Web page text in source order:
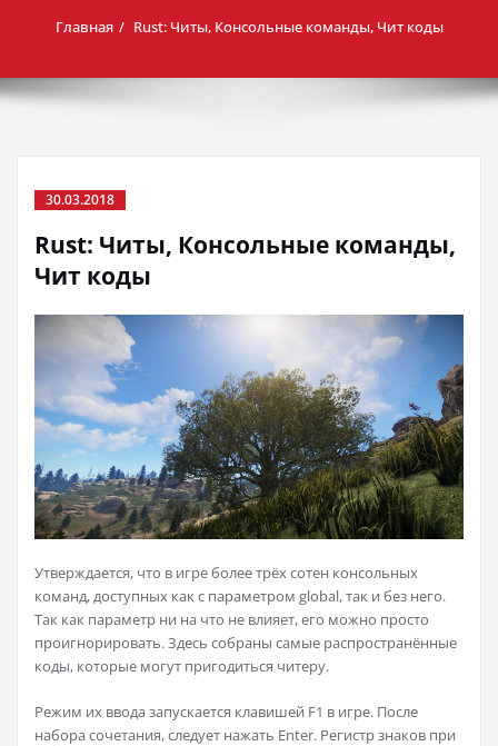
Главная Rust: Читы, Консольные команды, Чит коды
30.03.2018
Rust: Читы, Консольные команды,
Чит коды
Утверждается, что в игре более трёх сотен консольных
команд, доступных как с параметром global, так и без него.
Так как параметр ни на что не влияет, его можно просто
проигнорировать. Здесь собраны самые распространённые
коды, которые могут пригодиться читеру.
Режим их ввода запускается клавишей F1 в игре. После
набора сочетания, следует нажать Enter. Регистр знаков при